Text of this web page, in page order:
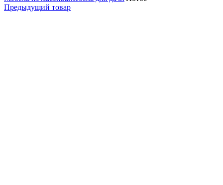
Предыдущий товар